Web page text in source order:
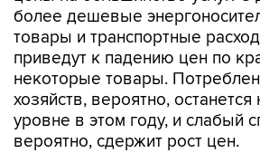
более дешевые
товары и транспортные
приведут к падению цен по
некоторые товары.
хозяйств, вероятно,
уровне в этом году, и слабый
вероятно, сдержит рост цен.